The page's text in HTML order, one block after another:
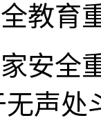
育
全重
声处